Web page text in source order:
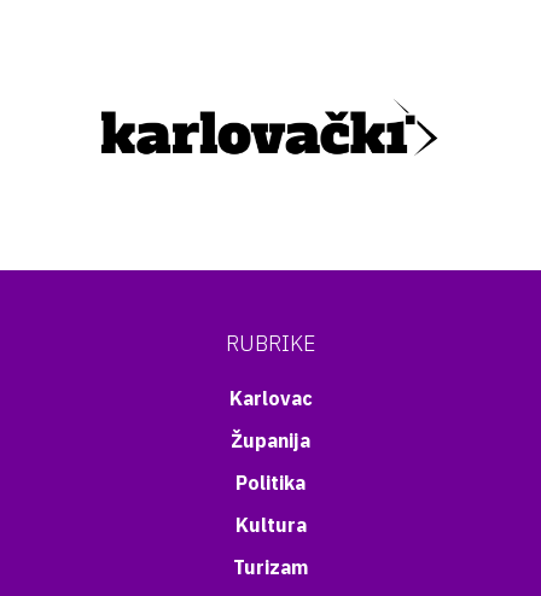
RUBRIKE
Karlovac
Županija
Politika
Kultura
Turizam